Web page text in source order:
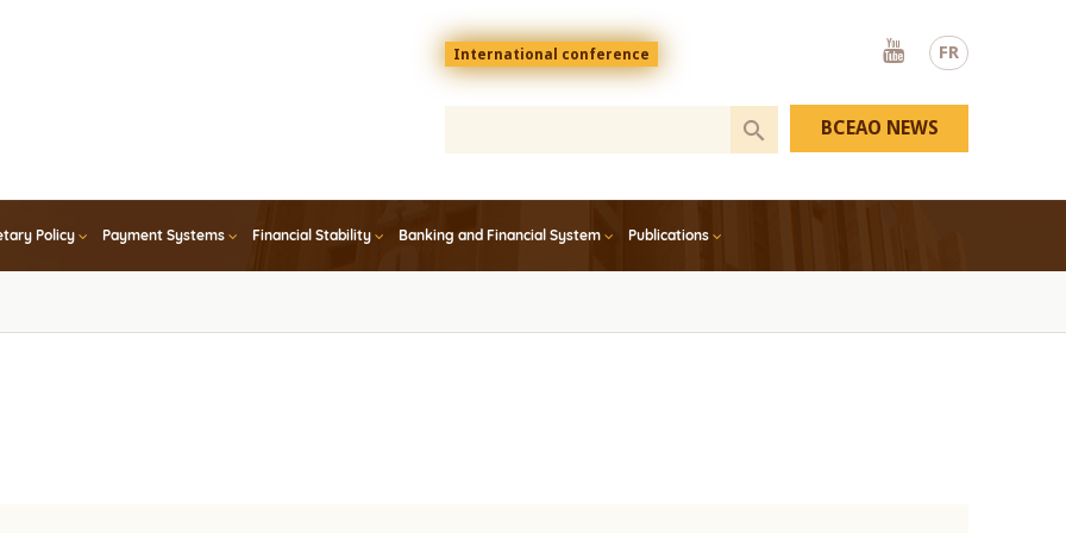
FR
Menu
top
En
International conference
Youtube
Policy Payment Systems Financial Stability Banking and Financial System Publications
BCEAO NEWS